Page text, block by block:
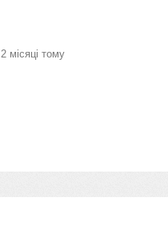
2 місяці тому